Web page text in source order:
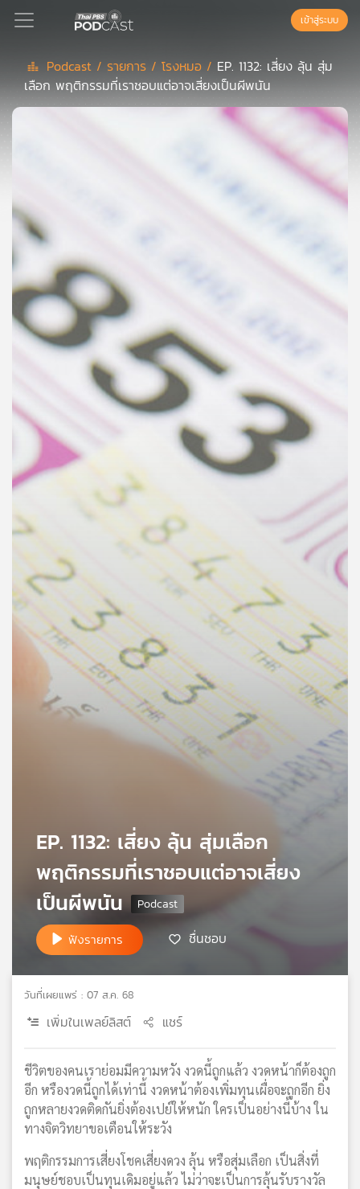
Podcast
สต์
แนะนำ
เพล
ย์
ลิ
สต์
ของ
เพลง
บทความ
และ
กิจกรรม
เกี่ยว
แผนที่
เครือ
เข้าสู่ระบบ
Podcast / รายการ /โรงหมอ / EP. 1132: เสี่ยง ลุ้น สุ่ม
เลือก พฤติกรรมที่เราชอบแต่อาจเสี่ยงเป็นผีพนัน
EP. 1132: เสี่ยง ลุ้น สุ่มเลือก
พฤติกรรมที่เราชอบแต่อาจเสี่ยง
เป็นผีพนัน
ฟังรายการ ชื่นชอบ
วันที่เผยแพร่ : 07 ส.ค. 68
เพิ่มในเพลย์ลิสต์ แชร์
ชีวิตของคนเราย่อมมีความหวัง งวดนี้ถูกแล้ว งวดหน้าก็ต้องถูก
อีก หรืองวดนี้ถูกได้เท่านี้ งวดหน้าต้องเพิ่มทุนเผื่อจะถูกอีก ยิ่ง
ถูกหลายงวดติดกันยิ่งต้องเปย์ให้หนัก ใครเป็นอย่างนี้บ้าง ใน
ทางจิตวิทยาขอเตือนให้ระวัง
พฤติกรรมการเสี่ยงโชคเสี่ยงดวง ลุ้น หรือสุ่มเลือก เป็นสิ่งที่
มนุษย์ชอบเป็นทุนเดิมอยู่แล้ว ไม่ว่าจะเป็นการลุ้นรับรางวัล